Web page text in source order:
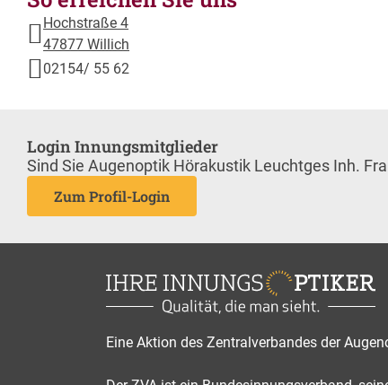
Hochstraße 4
47877 Willich
02154/ 55 62
Login Innungsmitglieder
Sind Sie Augenoptik Hörakustik Leuchtges Inh.
Zum Profil-Login
Eine Aktion des Zentralverbandes der